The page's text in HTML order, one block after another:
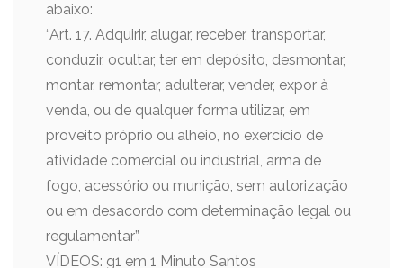
abaixo:
“Art. 17. Adquirir, alugar, receber, transportar,
conduzir, ocultar, ter em depósito, desmontar,
montar, remontar, adulterar, vender, expor à
venda, ou de qualquer forma utilizar, em
proveito próprio ou alheio, no exercício de
atividade comercial ou industrial, arma de
fogo, acessório ou munição, sem autorização
ou em desacordo com determinação legal ou
regulamentar”.
VÍDEOS: g1 em 1 Minuto Santos